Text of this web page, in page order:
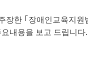
장한 ｢장애인교육지
내용을 보고 드립니다.